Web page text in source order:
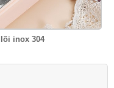
inox 304